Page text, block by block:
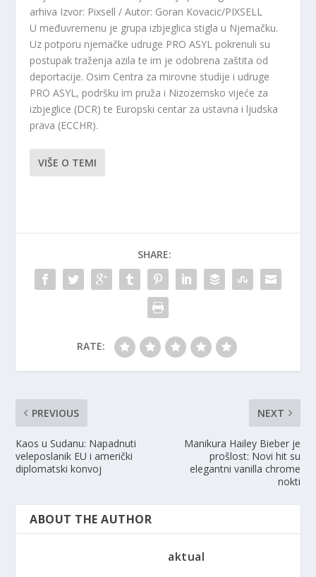
arhiva Izvor: Pixsell / Autor: Goran Kovacic/PIXSELL
U međuvremenu je grupa izbjeglica stigla u Njemačku.
Uz potporu njemačke udruge PRO ASYL pokrenuli su
postupak traženja azila te im je odobrena zaštita od
deportacije. Osim Centra za mirovne studije i udruge
PRO ASYL, podršku im pruža i Nizozemsko vijeće za
izbjeglice (DCR) te Europski centar za ustavna i ljudska
prava (ECCHR).
VIŠE O TEMI
SHARE:
RATE:
PREVIOUS
Kaos u Sudanu: Napadnuti
veleposlanik EU i američki
diplomatski konvoj
NEXT
Manikura Hailey Bieber je
prošlost: Novi hit su
elegantni vanilla chrome
nokti
ABOUT THE AUTHOR
aktual